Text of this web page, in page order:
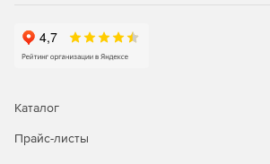
Каталог
Прайс-листы